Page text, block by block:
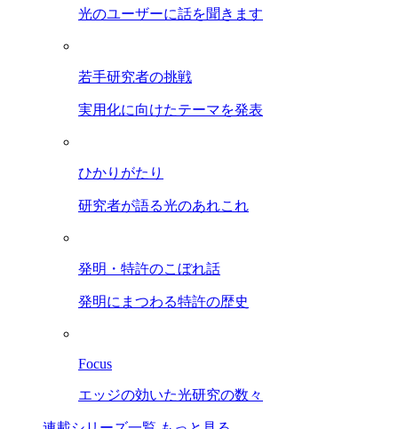
光のユーザーに話を聞きます
若手研究者の挑戦
実用化に向けたテーマを発表
ひかりがたり
研究者が語る光のあれこれ
発明・特許のこぼれ話
発明にまつわる特許の歴史
Focus
エッジの効いた光研究の数々